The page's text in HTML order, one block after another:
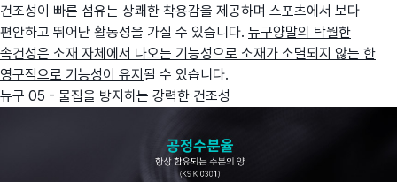
건조성이 빠른 섬유는 상쾌한 착용감을 제공하며 스포츠에서 보다
편안하고 뛰어난 활동성을 가질 수 있습니다. 뉴구양말의 탁월한
속건성은 소재 자체에서 나오는 기능성으로 소재가 소멸되지 않는 한
영구적으로 기능성이 유지될 수 있습니다.
뉴구 05 - 물집을 방지하는 강력한 건조성